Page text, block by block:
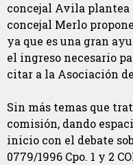
concejal Avila plantea
concejal Merlo
ya que es una gran
el ingreso necesario
citar a la Asociación
Sin más temas que
comisión, dando
inicio con el debate
0779/1996 Cpo. 1 y 2